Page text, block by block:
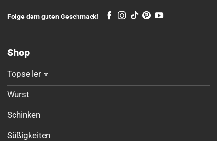
Folge dem guten Geschmack!
Shop
Topseller ⭐
Wurst
Schinken
Süßigkeiten